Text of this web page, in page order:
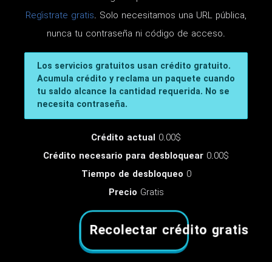
Regístrate gratis. Solo necesitamos una URL pública,
nunca tu contraseña ni código de acceso.
Los servicios gratuitos usan crédito gratuito.
Acumula crédito y reclama un paquete cuando
tu saldo alcance la cantidad requerida. No se
necesita contraseña.
Crédito actual 0.00$
Crédito necesario para desbloquear 0.00$
Tiempo de desbloqueo 0
Precio Gratis
Recolectar crédito gratis